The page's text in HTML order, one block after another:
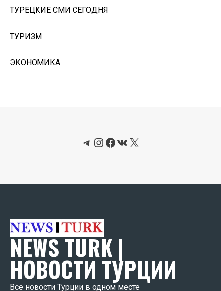
ТУРЕЦКИЕ СМИ СЕГОДНЯ
ТУРИЗМ
ЭКОНОМИКА
Telegram
Instagram
Facebook
ВКонтакте
X
NEWS TURK |
НОВОСТИ ТУРЦИИ
Все новости Турции в одном месте